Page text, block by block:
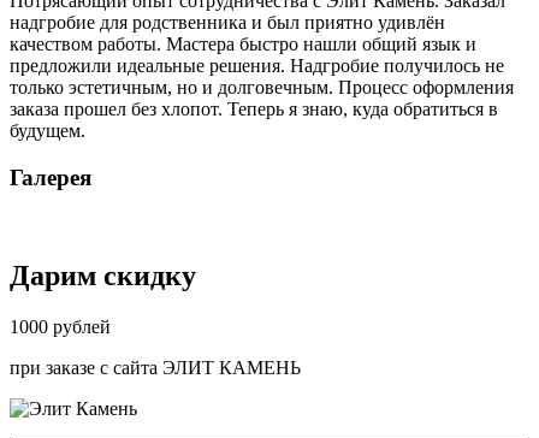
надгробие для родственника и был приятно удивлён
качеством работы. Мастера быстро нашли общий язык и
предложили идеальные решения. Надгробие получилось не
только эстетичным, но и долговечным. Процесс оформления
заказа прошел без хлопот. Теперь я знаю, куда обратиться в
будущем.
Галерея
Дарим скидку
1000 рублей
при заказе с сайта ЭЛИТ КАМЕНЬ